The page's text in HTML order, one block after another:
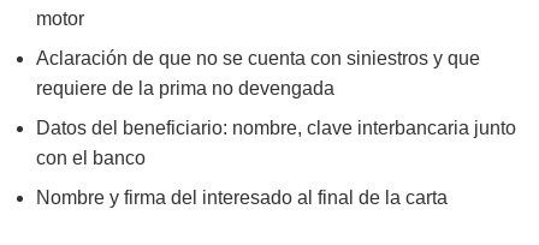
motor
Aclaración de que no se cuenta con siniestros y que
requiere de la prima no devengada
Datos del beneficiario: nombre, clave interbancaria junto
con el banco
Nombre y firma del interesado al final de la carta